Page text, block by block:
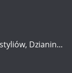
Dzianin...